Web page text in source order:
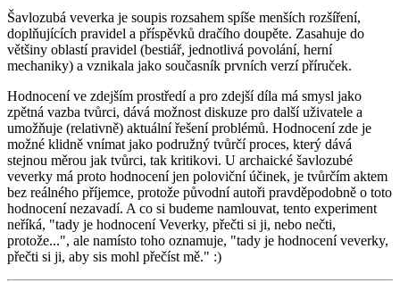
Šavlozubá veverka je soupis rozsahem spíše menších rozšíření,
doplňujících pravidel a příspěvků dračího doupěte. Zasahuje do
většiny oblastí pravidel (bestiář, jednotlivá povolání, herní
mechaniky) a vznikala jako současník prvních verzí příruček.
Hodnocení ve zdejším prostředí a pro zdejší díla má smysl jako
zpětná vazba tvůrci, dává možnost diskuze pro další uživatele a
umožňuje (relativně) aktuální řešení problémů. Hodnocení zde je
možné klidně vnímat jako podružný tvůrčí proces, který dává
stejnou měrou jak tvůrci, tak kritikovi. U archaické šavlozubé
veverky má proto hodnocení jen poloviční účinek, je tvůrčím aktem
bez reálného příjemce, protože původní autoři pravděpodobně o toto
hodnocení nezavadí. A co si budeme namlouvat, tento experiment
neříká, "tady je hodnocení Veverky, přečti si ji, nebo nečti,
protože...", ale namísto toho oznamuje, "tady je hodnocení veverky,
přečti si ji, aby sis mohl přečíst mě." :)